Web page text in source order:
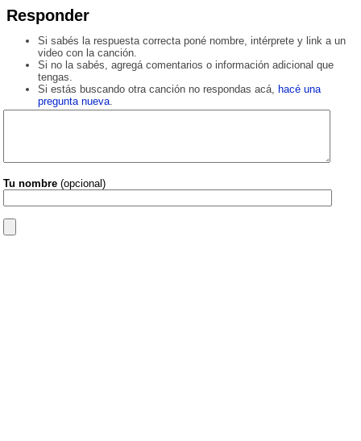
Responder
Si sabés la respuesta correcta poné nombre, intérprete y link a un
video con la canción.
Si no la sabés, agregá comentarios o información adicional que
tengas.
Si estás buscando otra canción no respondas acá, hacé una
pregunta nueva.
Tu nombre (opcional)